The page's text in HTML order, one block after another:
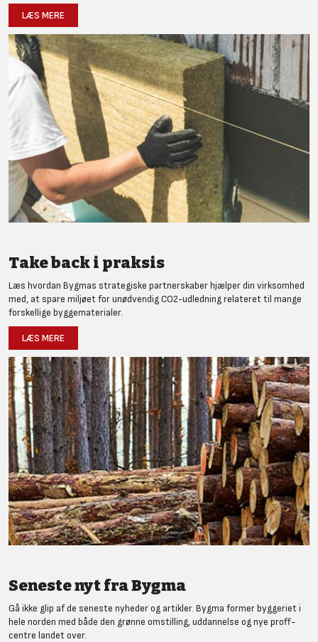
LÆS MERE
Take back i praksis
Læs hvordan Bygmas strategiske partnerskaber hjælper din virksomhed
med, at spare miljøet for unødvendig CO2-udledning relateret til mange
forskellige byggematerialer.
LÆS MERE
Seneste nyt fra Bygma
Gå ikke glip af de seneste nyheder og artikler. Bygma former byggeriet i
hele norden med både den grønne omstilling, uddannelse og nye proff-
centre landet over.